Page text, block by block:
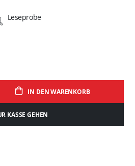
IN DEN WARENKORB
KASSE GEHEN
Leseprobe